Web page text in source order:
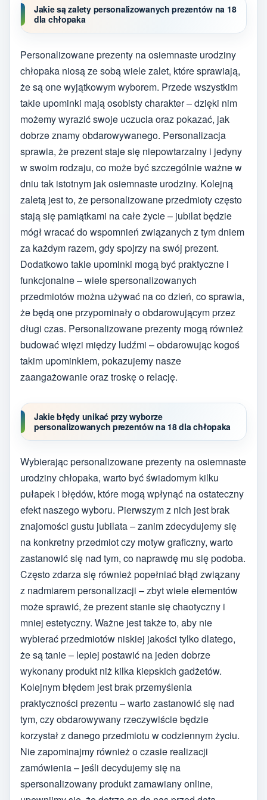
Jakie są zalety personalizowanych prezentów na 18
dla chłopaka
Personalizowane prezenty na osiemnaste urodziny
chłopaka niosą ze sobą wiele zalet, które sprawiają,
że są one wyjątkowym wyborem. Przede wszystkim
takie upominki mają osobisty charakter – dzięki nim
możemy wyrazić swoje uczucia oraz pokazać, jak
dobrze znamy obdarowywanego. Personalizacja
sprawia, że prezent staje się niepowtarzalny i jedyny
w swoim rodzaju, co może być szczególnie ważne w
dniu tak istotnym jak osiemnaste urodziny. Kolejną
zaletą jest to, że personalizowane przedmioty często
stają się pamiątkami na całe życie – jubilat będzie
mógł wracać do wspomnień związanych z tym dniem
za każdym razem, gdy spojrzy na swój prezent.
Dodatkowo takie upominki mogą być praktyczne i
funkcjonalne – wiele spersonalizowanych
przedmiotów można używać na co dzień, co sprawia,
że będą one przypominały o obdarowującym przez
długi czas. Personalizowane prezenty mogą również
budować więzi między ludźmi – obdarowując kogoś
takim upominkiem, pokazujemy nasze
zaangażowanie oraz troskę o relację.
Jakie błędy unikać przy wyborze
personalizowanych prezentów na 18 dla chłopaka
Wybierając personalizowane prezenty na osiemnaste
urodziny chłopaka, warto być świadomym kilku
pułapek i błędów, które mogą wpłynąć na ostateczny
efekt naszego wyboru. Pierwszym z nich jest brak
znajomości gustu jubilata – zanim zdecydujemy się
na konkretny przedmiot czy motyw graficzny, warto
zastanowić się nad tym, co naprawdę mu się podoba.
Często zdarza się również popełniać błąd związany
z nadmiarem personalizacji – zbyt wiele elementów
może sprawić, że prezent stanie się chaotyczny i
mniej estetyczny. Ważne jest także to, aby nie
wybierać przedmiotów niskiej jakości tylko dlatego,
że są tanie – lepiej postawić na jeden dobrze
wykonany produkt niż kilka kiepskich gadżetów.
Kolejnym błędem jest brak przemyślenia
praktyczności prezentu – warto zastanowić się nad
tym, czy obdarowywany rzeczywiście będzie
korzystał z danego przedmiotu w codziennym życiu.
Nie zapominajmy również o czasie realizacji
zamówienia – jeśli decydujemy się na
spersonalizowany produkt zamawiany online,